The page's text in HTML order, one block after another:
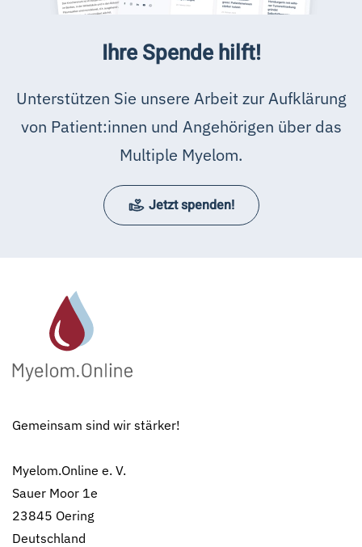
Ihre Spende hilft!
Unterstützen Sie unsere Arbeit zur Aufklärung
von Patient:innen und Angehörigen über das
Multiple Myelom.
Jetzt spenden!
Gemeinsam sind wir stärker!
Myelom.Online e. V.
Sauer Moor 1e
23845 Oering
Deutschland